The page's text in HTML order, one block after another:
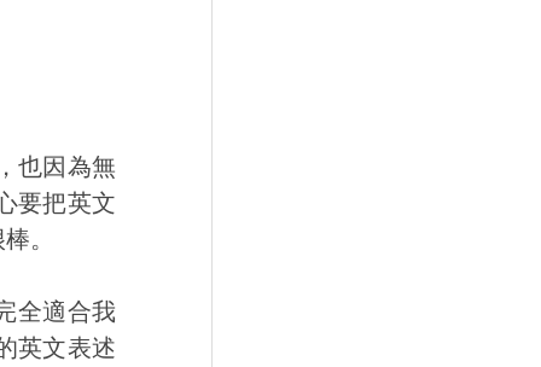
也因為無
要把英文
。
全適合我
英文表述